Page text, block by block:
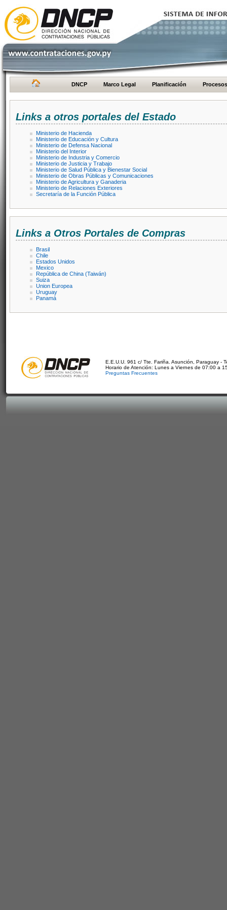
DNCP Marco Legal Planificación Procesos
Links a otros portales del Estado
Ministerio de Hacienda
Ministerio de Educación y Cultura
Ministerio de Defensa Nacional
Ministerio del Interior
Ministerio de Industria y Comercio
Ministerio de Justicia y Trabajo
Ministerio de Salud Pública y Bienestar Social
Ministerio de Obras Públicas y Comunicaciones
Ministerio de Agricultura y Ganaderia
Ministerio de Relaciones Exteriores
Secretaría de la Función Pública
Links a Otros Portales de Compras
Brasil
Chile
Estados Unidos
Mexico
República de China (Taiwán)
Suiza
Union Europea
Uruguay
Panamá
E.E.U.U. 961 c/ Tte. Fariña. Asunción, Paraguay -
Horario de Atención: Lunes a Viernes de 07:00 a
Preguntas Frecuentes